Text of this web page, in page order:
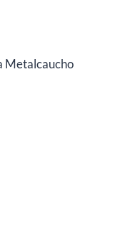
Metalcaucho